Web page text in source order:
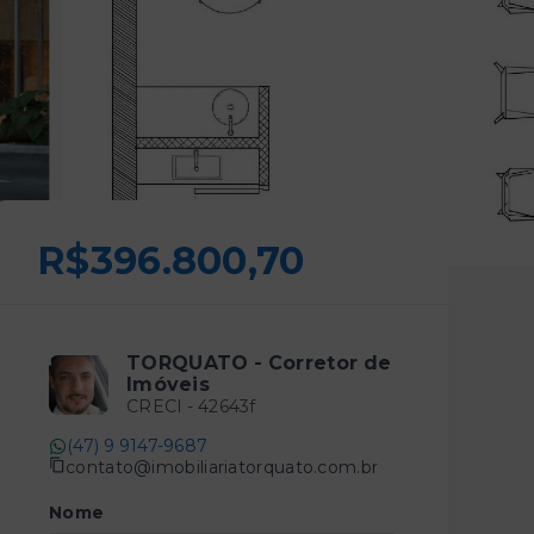
R$396.800,70
TORQUATO - Corretor de
Imóveis
CRECI - 42643f
(47) 9 9147-9687
contato@imobiliariatorquato.com.br
Nome